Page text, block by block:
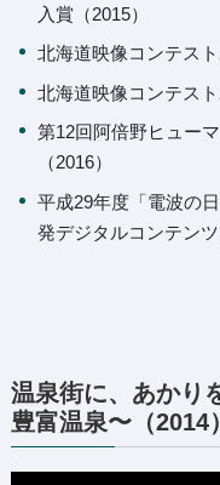
入賞（2015）
北海道映像コンテス
北海道映像コンテス
第12回阿倍野ヒュー
（2016）
平成29年度「電波の
発デジタルコンテン
温泉街に、あかり
豊富温泉〜（2014）